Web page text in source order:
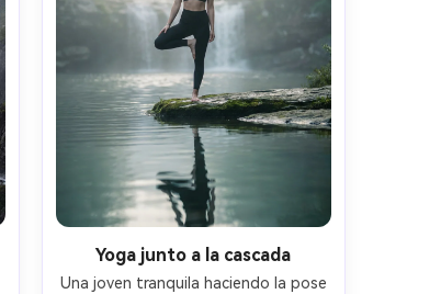
Yoga junto a la cascada
Una joven tranquila haciendo la pose